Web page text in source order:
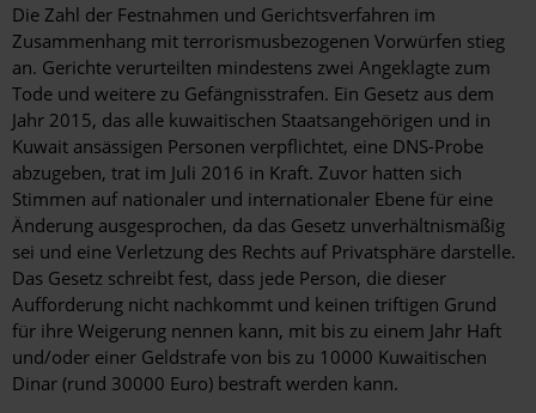
Die Zahl der Festnahmen und Gerichtsverfahren im
Zusammenhang mit terrorismusbezogenen Vorwürfen stieg
an. Gerichte verurteilten mindestens zwei Angeklagte zum
Tode und weitere zu Gefängnisstrafen. Ein Gesetz aus dem
Jahr 2015, das alle kuwaitischen Staatsangehörigen und in
Kuwait ansässigen Personen verpflichtet, eine DNS-Probe
abzugeben, trat im Juli 2016 in Kraft. Zuvor hatten sich
Stimmen auf nationaler und internationaler Ebene für eine
Änderung ausgesprochen, da das Gesetz unverhältnismäßig
sei und eine Verletzung des Rechts auf Privatsphäre darstelle.
Das Gesetz schreibt fest, dass jede Person, die dieser
Aufforderung nicht nachkommt und keinen triftigen Grund
für ihre Weigerung nennen kann, mit bis zu einem Jahr Haft
und/oder einer Geldstrafe von bis zu 10000 Kuwaitischen
Dinar (rund 30000 Euro) bestraft werden kann.